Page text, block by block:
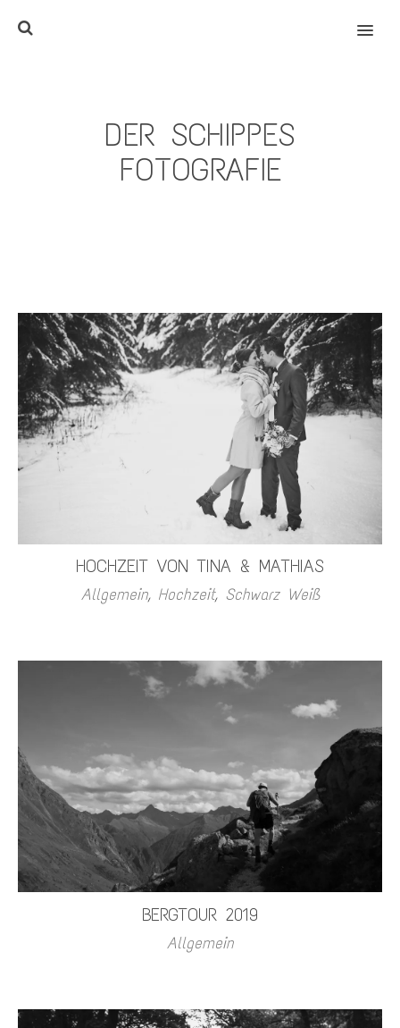
MENU
DER SCHIPPES
FOTOGRAFIE
HOCHZEIT VON TINA & MATHIAS
Allgemein, Hochzeit, Schwarz Weiß
BERGTOUR 2019
Allgemein